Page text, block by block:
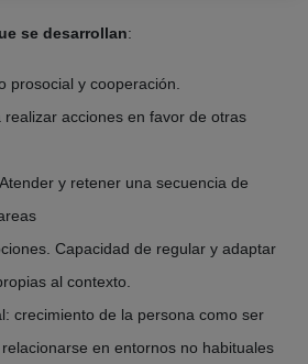
se desarrollan:
prosocial y cooperación.
realizar acciones en favor de otras
y retener una secuencia de
Capacidad de regular y adaptar
al contexto.
crecimiento de la persona como ser
en entornos no habituales